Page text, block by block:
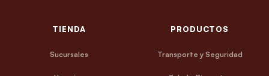
TIENDA
Sucursales
PRODUCTOS
Transporte y Seguridad